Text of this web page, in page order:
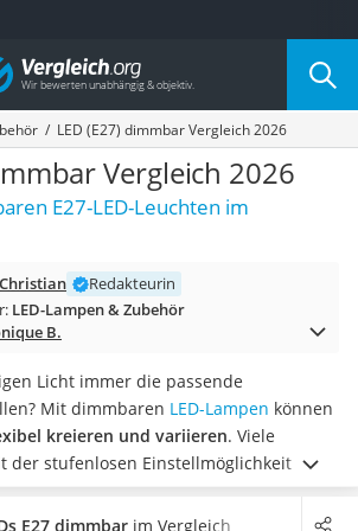
nach Kategorie
4
LED (E27) dimmbar Vergleich 2026
Vergleich 2026
E27-LED-Leuchten im
Redakteurin
LED-Lampen & Zubehör
B.
Licht immer die passende
Mit dimmbaren LED-Lampen können
kreieren und variieren. Viele
der stufenlosen Einstellmöglichkeit für
des Raumes. In unserer
Sie dimmbare LED-E27-Lampen
E27 dimmbar im Vergleich